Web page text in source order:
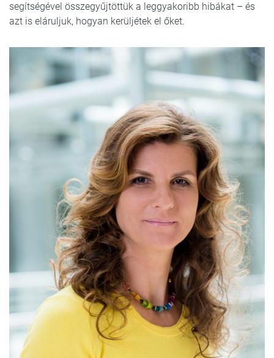
segítségével összegyűjtöttük a leggyakoribb hibákat – és
azt is eláruljuk, hogyan kerüljétek el őket.